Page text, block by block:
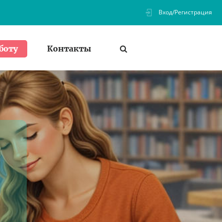
Вход/Регистрация
Контакты